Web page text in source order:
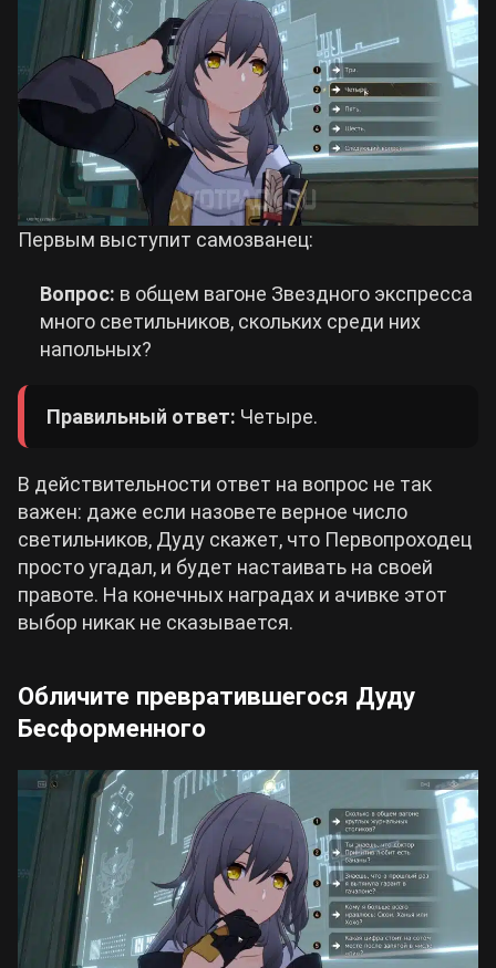
Первым выступит самозванец:
Вопрос: в общем вагоне Звездного экспресса
много светильников, скольких среди них
напольных?
Правильный ответ: Четыре.
В действительности ответ на вопрос не так
важен: даже если назовете верное число
светильников, Дуду скажет, что Первопроходец
просто угадал, и будет настаивать на своей
правоте. На конечных наградах и ачивке этот
выбор никак не сказывается.
Обличите превратившегося Дуду
Бесформенного